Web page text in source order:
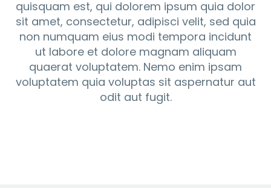
quisquam est, qui dolorem ipsum quia dolor
sit amet, consectetur, adipisci velit, sed quia
non numquam eius modi tempora incidunt
ut labore et dolore magnam aliquam
quaerat voluptatem. Nemo enim ipsam
voluptatem quia voluptas sit aspernatur aut
odit aut fugit.